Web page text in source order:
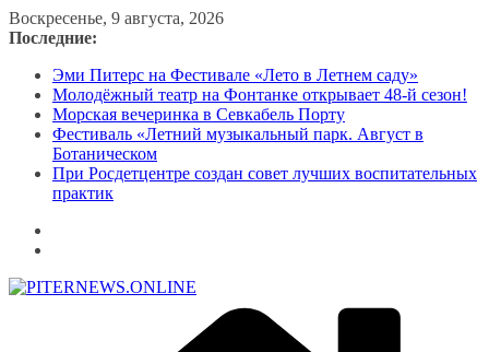
Перейти
к
Воскресенье, 9 августа, 2026
Последние:
Эми Питерс на Фестивале «Лето в Летнем саду»
Молодёжный театр на Фонтанке открывает 48-й сезон!
Морская вечеринка в Севкабель Порту
Фестиваль «Летний музыкальный парк. Август в
Ботаническом
При Росдетцентре создан совет лучших воспитательных
практик